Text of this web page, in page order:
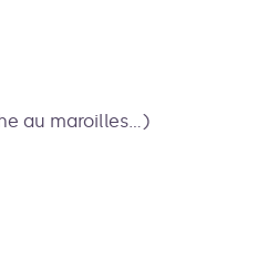
au maroilles...)